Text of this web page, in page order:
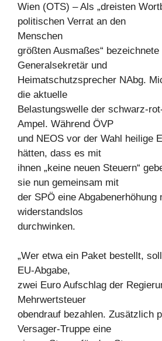
Wien (OTS) – Als „dreisten
politischen Verrat an den
Menschen
größten Ausmaßes“ bezeichnete
Generalsekretär und
Heimatschutzsprecher NAbg.
die aktuelle
Belastungswelle der schwarz-
Ampel. Während ÖVP
und NEOS vor der Wahl heilige
hätten, dass es mit
ihnen „keine neuen Steuern“
sie nun gemeinsam mit
der SPÖ eine Abgabenerhöhung
widerstandslos
durchwinken.
„Wer etwa ein Paket bestellt,
EU-Abgabe,
zwei Euro Aufschlag der
Mehrwertsteuer
obendrauf bezahlen. Zusätzlich
Versager-Truppe eine